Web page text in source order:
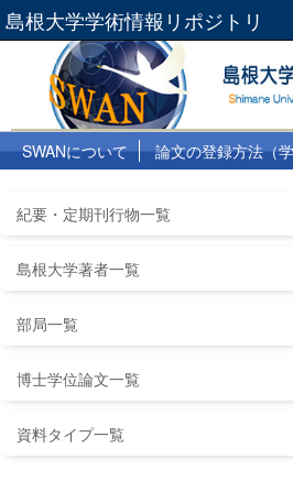
島根大学学術情報リポジトリ
SWANについて 論文の登録方法（
紀要・定期刊行物一覧
島根大学著者一覧
部局一覧
博士学位論文一覧
資料タイプ一覧